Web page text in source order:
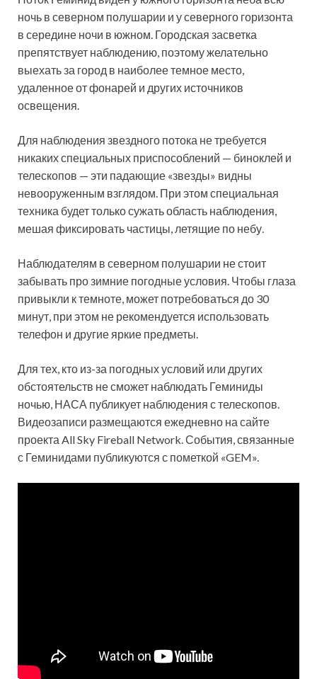
ночь в северном полушарии и у северного горизонта
в середине ночи в южном. Городская засветка
препятствует наблюдению, поэтому желательно
выехать за город в наиболее темное место,
удаленное от фонарей и других источников
освещения.
Для наблюдения звездного потока не требуется
никаких специальных приспособлений — биноклей и
телескопов — эти падающие «звезды» видны
невооруженным взглядом. При этом специальная
техника будет только сужать область наблюдения,
мешая фиксировать частицы, летящие по небу.
Наблюдателям в северном полушарии не стоит
забывать про зимние погодные условия. Чтобы глаза
привыкли к темноте, может потребоваться до 30
минут, при этом не рекомендуется использовать
телефон и другие яркие предметы.
Для тех, кто из-за погодных условий или других
обстоятельств не сможет наблюдать Геминиды
ночью, НАСА публикует наблюдения с телескопов.
Видеозаписи размещаются ежедневно на сайте
проекта All Sky Fireball Network. События, связанные
с Геминидами публикуются с пометкой «GEM».